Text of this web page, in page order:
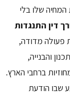
שלו בלי
דין התנגדות
פעולה מדודה,
והבנייה,
מחוזיות ברחבי הארץ.
שבו הודעת